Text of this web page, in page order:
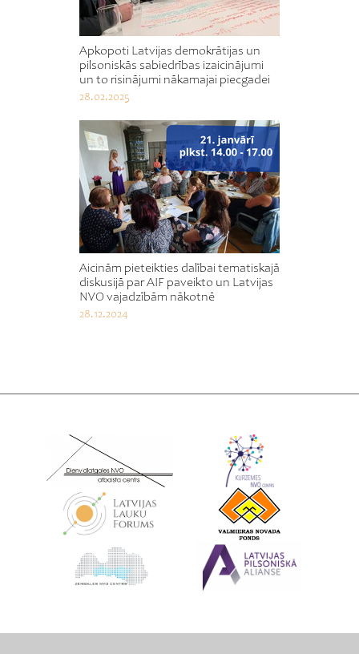
Apkopoti Latvijas demokrātijas un
pilsoniskās sabiedrības izaicinājumi
un to risinājumi nākamajai piecgadei
28.02.2025
Aicinām pieteikties dalībai tematiskajā
diskusijā par AIF paveikto un Latvijas
NVO vajadzībām nākotnē
28.12.2024